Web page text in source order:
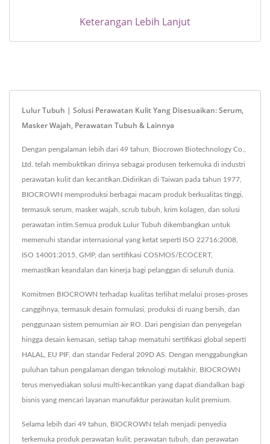
Keterangan Lebih Lanjut
Lulur Tubuh | Solusi Perawatan Kulit Yang Disesuaikan: Serum,
Masker Wajah, Perawatan Tubuh & Lainnya
Dengan pengalaman lebih dari 49 tahun, Biocrown Biotechnology Co.,
Ltd. telah membuktikan dirinya sebagai produsen terkemuka di industri
perawatan kulit dan kecantikan.Didirikan di Taiwan pada tahun 1977,
BIOCROWN memproduksi berbagai macam produk berkualitas tinggi,
termasuk serum, masker wajah, scrub tubuh, krim kolagen, dan solusi
perawatan intim.Semua produk Lulur Tubuh dikembangkan untuk
memenuhi standar internasional yang ketat seperti ISO 22716:2008,
ISO 14001:2015, GMP, dan sertifikasi COSMOS/ECOCERT,
memastikan keandalan dan kinerja bagi pelanggan di seluruh dunia.
Komitmen BIOCROWN terhadap kualitas terlihat melalui proses-proses
canggihnya, termasuk desain formulasi, produksi di ruang bersih, dan
penggunaan sistem pemurnian air RO. Dari pengisian dan penyegelan
hingga desain kemasan, setiap tahap mematuhi sertifikasi global seperti
HALAL, EU PIF, dan standar Federal 209D AS. Dengan menggabungkan
puluhan tahun pengalaman dengan teknologi mutakhir, BIOCROWN
terus menyediakan solusi multi-kecantikan yang dapat diandalkan bagi
bisnis yang mencari layanan manufaktur perawatan kulit premium.
Selama lebih dari 49 tahun, BIOCROWN telah menjadi penyedia
terkemuka produk perawatan kulit, perawatan tubuh, dan perawatan